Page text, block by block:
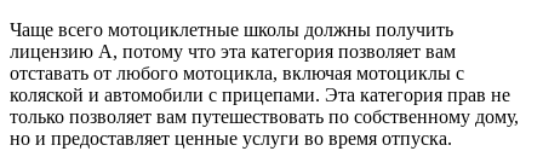
Чаще всего мотоциклетные школы должны получить
лицензию A, потому что эта категория позволяет вам
отставать от любого мотоцикла, включая мотоциклы с
коляской и автомобили с прицепами. Эта категория прав не
только позволяет вам путешествовать по собственному дому,
но и предоставляет ценные услуги во время отпуска.